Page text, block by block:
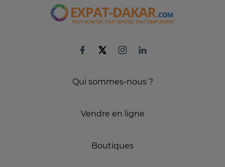
Qui sommes-nous ?
Vendre en ligne
Boutiques